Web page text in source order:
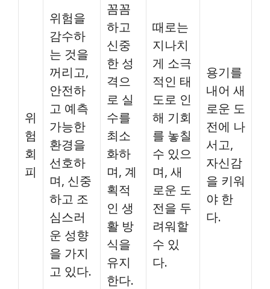
위
험
회
피
위험을
감수하
는 것을
꺼리고,
안전하
고 예측
가능한
환경을
선호하
며, 신중
하고 조
심스러
운 성향
을 가지
고 있다.
꼼꼼
하고
신중
한 성
격으
로 실
수를
최소
화하
며, 계
획적
인 생
활 방
식을
유지
한다.
때로는
지나치
게 소극
적인 태
도로 인
해 기회
를 놓칠
수 있으
며, 새
로운 도
전을 두
려워할
수 있
다.
용기를
내어 새
로운 도
전에 나
서고,
자신감
을 키워
야 한
다.